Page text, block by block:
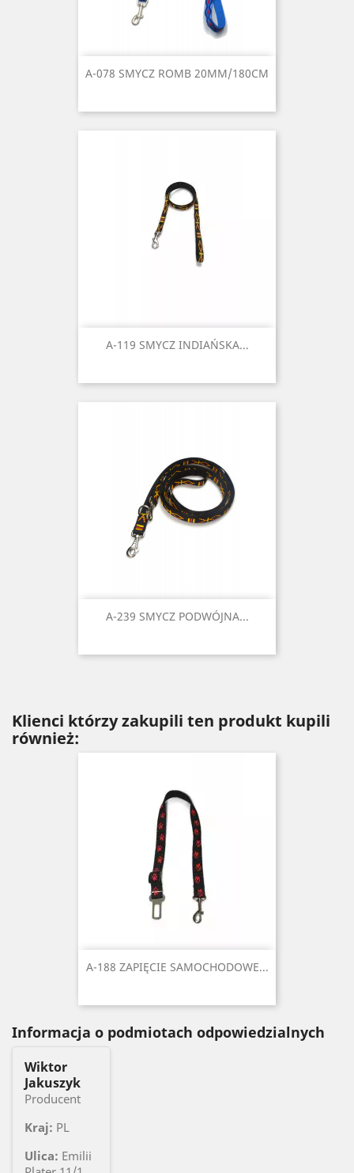
A-078 SMYCZ ROMB 20MM/180CM
A-119 SMYCZ INDIAŃSKA...
A-239 SMYCZ PODWÓJNA...
Klienci którzy zakupili ten produkt kupili
również:
A-188 ZAPIĘCIE SAMOCHODOWE...
Informacja o podmiotach odpowiedzialnych
Wiktor
Jakuszyk
Producent
Kraj: PL
Ulica: Emilii